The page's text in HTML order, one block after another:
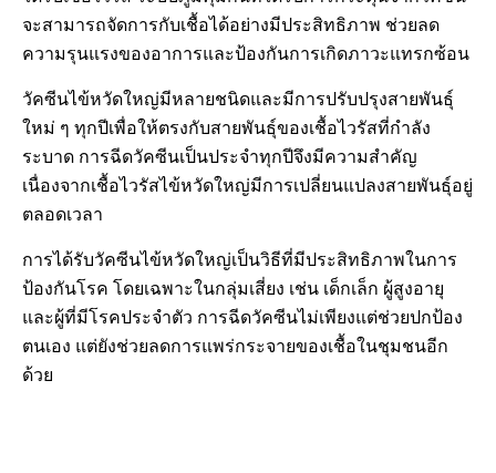
จะสามารถจัดการกับเชื้อได้อย่างมีประสิทธิภาพ ช่วยลด
ความรุนแรงของอาการและป้องกันการเกิดภาวะแทรกซ้อน
วัคซีนไข้หวัดใหญ่มีหลายชนิดและมีการปรับปรุงสายพันธุ์
ใหม่ ๆ ทุกปีเพื่อให้ตรงกับสายพันธุ์ของเชื้อไวรัสที่กำลัง
ระบาด การฉีดวัคซีนเป็นประจำทุกปีจึงมีความสำคัญ
เนื่องจากเชื้อไวรัสไข้หวัดใหญ่มีการเปลี่ยนแปลงสายพันธุ์อยู่
ตลอดเวลา
การได้รับวัคซีนไข้หวัดใหญ่เป็นวิธีที่มีประสิทธิภาพในการ
ป้องกันโรค โดยเฉพาะในกลุ่มเสี่ยง เช่น เด็กเล็ก ผู้สูงอายุ
และผู้ที่มีโรคประจำตัว การฉีดวัคซีนไม่เพียงแต่ช่วยปกป้อง
ตนเอง แต่ยังช่วยลดการแพร่กระจายของเชื้อในชุมชนอีก
ด้วย